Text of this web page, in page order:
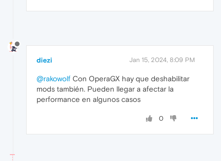
diezi Jan 15, 2024, 8:09 PM
@rakowolf Con OperaGX hay que deshabilitar
mods también. Pueden llegar a afectar la
performance en algunos casos
0